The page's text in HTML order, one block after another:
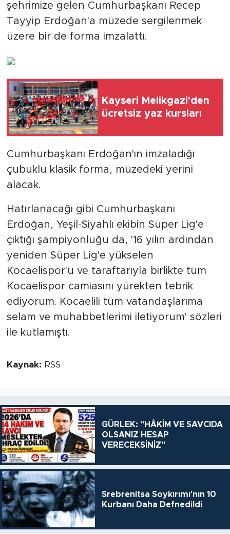
şehrimize gelen Cumhurbaşkanı Recep
Tayyip Erdoğan'a müzede sergilenmek
üzere bir de forma imzalattı.
Kayseri Melikgazi'den
ücretsiz yaz kursları
Cumhurbaşkanı Erdoğan'ın imzaladığı
çubuklu klasik forma, müzedeki yerini
alacak.
Hatırlanacağı gibi Cumhurbaşkanı
Erdoğan, Yeşil-Siyahlı ekibin Süper Lig'e
çıktığı şampiyonluğu da, '16 yılın ardından
yeniden Süper Lig'e yükselen
Kocaelispor'u ve taraftarıyla birlikte tüm
Kocaelispor camiasını yürekten tebrik
ediyorum. Kocaelili tüm vatandaşlarıma
selam ve muhabbetlerimi iletiyorum' sözleri
ile kutlamıştı.
Kaynak: RSS
GÜRLEK: "HÂKİM VE SAVCIDA
OLSANIZ HESAP
VERECEKSİNİZ"
Srebrenitsa Soykırımı'nın 10
Kurbanı Daha Defnedildi